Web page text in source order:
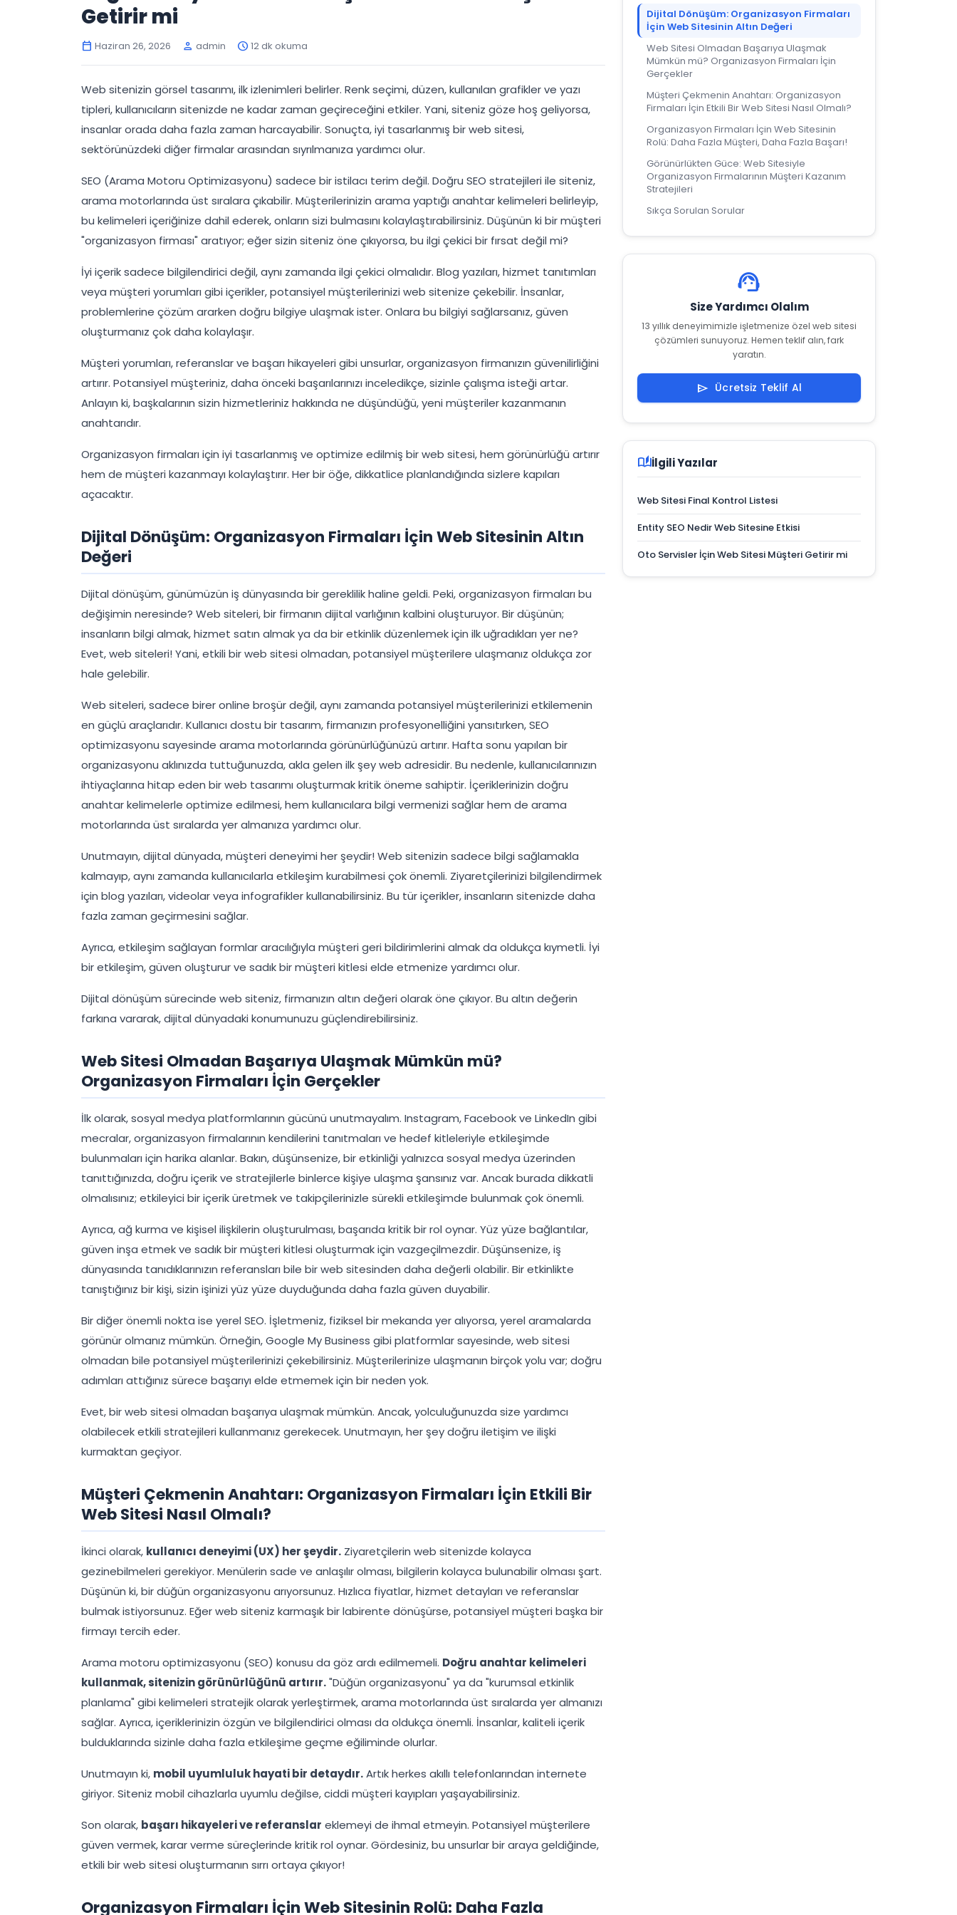
Getirir mi
calendar_today Haziran 26, 2026 person admin schedule12 dk okuma
Web sitenizin görsel tasarımı, ilk izlenimleri belirler. Renk seçimi, düzen, kullanılan grafikler ve yazı
tipleri, kullanıcıların sitenizde ne kadar zaman geçireceğini etkiler. Yani, siteniz göze hoş geliyorsa,
insanlar orada daha fazla zaman harcayabilir. Sonuçta, iyi tasarlanmış bir web sitesi,
sektörünüzdeki diğer firmalar arasından sıyrılmanıza yardımcı olur.
SEO (Arama Motoru Optimizasyonu) sadece bir istilacı terim değil. Doğru SEO stratejileri ile siteniz,
arama motorlarında üst sıralara çıkabilir. Müşterilerinizin arama yaptığı anahtar kelimeleri belirleyip,
bu kelimeleri içeriğinize dahil ederek, onların sizi bulmasını kolaylaştırabilirsiniz. Düşünün ki bir müşteri
"organizasyon firması" aratıyor; eğer sizin siteniz öne çıkıyorsa, bu ilgi çekici bir fırsat değil mi?
İyi içerik sadece bilgilendirici değil, aynı zamanda ilgi çekici olmalıdır. Blog yazıları, hizmet tanıtımları
veya müşteri yorumları gibi içerikler, potansiyel müşterilerinizi web sitenize çekebilir. İnsanlar,
problemlerine çözüm ararken doğru bilgiye ulaşmak ister. Onlara bu bilgiyi sağlarsanız, güven
oluşturmanız çok daha kolaylaşır.
Müşteri yorumları, referanslar ve başarı hikayeleri gibi unsurlar, organizasyon firmanızın güvenilirliğini
artırır. Potansiyel müşteriniz, daha önceki başarılarınızı inceledikçe, sizinle çalışma isteği artar.
Anlayın ki, başkalarının sizin hizmetleriniz hakkında ne düşündüğü, yeni müşteriler kazanmanın
anahtarıdır.
Organizasyon firmaları için iyi tasarlanmış ve optimize edilmiş bir web sitesi, hem görünürlüğü artırır
hem de müşteri kazanmayı kolaylaştırır. Her bir öğe, dikkatlice planlandığında sizlere kapıları
açacaktır.
Dijital Dönüşüm: Organizasyon Firmaları İçin Web Sitesinin Altın
Değeri
Dijital dönüşüm, günümüzün iş dünyasında bir gereklilik haline geldi. Peki, organizasyon firmaları bu
değişimin neresinde? Web siteleri, bir firmanın dijital varlığının kalbini oluşturuyor. Bir düşünün;
insanların bilgi almak, hizmet satın almak ya da bir etkinlik düzenlemek için ilk uğradıkları yer ne?
Evet, web siteleri! Yani, etkili bir web sitesi olmadan, potansiyel müşterilere ulaşmanız oldukça zor
hale gelebilir.
Web siteleri, sadece birer online broşür değil, aynı zamanda potansiyel müşterilerinizi etkilemenin
en güçlü araçlarıdır. Kullanıcı dostu bir tasarım, firmanızın profesyonelliğini yansıtırken, SEO
optimizasyonu sayesinde arama motorlarında görünürlüğünüzü artırır. Hafta sonu yapılan bir
organizasyonu aklınızda tuttuğunuzda, akla gelen ilk şey web adresidir. Bu nedenle, kullanıcılarınızın
ihtiyaçlarına hitap eden bir web tasarımı oluşturmak kritik öneme sahiptir. İçeriklerinizin doğru
anahtar kelimelerle optimize edilmesi, hem kullanıcılara bilgi vermenizi sağlar hem de arama
motorlarında üst sıralarda yer almanıza yardımcı olur.
Unutmayın, dijital dünyada, müşteri deneyimi her şeydir! Web sitenizin sadece bilgi sağlamakla
kalmayıp, aynı zamanda kullanıcılarla etkileşim kurabilmesi çok önemli. Ziyaretçilerinizi bilgilendirmek
için blog yazıları, videolar veya infografikler kullanabilirsiniz. Bu tür içerikler, insanların sitenizde daha
fazla zaman geçirmesini sağlar.
Ayrıca, etkileşim sağlayan formlar aracılığıyla müşteri geri bildirimlerini almak da oldukça kıymetli. İyi
bir etkileşim, güven oluşturur ve sadık bir müşteri kitlesi elde etmenize yardımcı olur.
Dijital dönüşüm sürecinde web siteniz, firmanızın altın değeri olarak öne çıkıyor. Bu altın değerin
farkına vararak, dijital dünyadaki konumunuzu güçlendirebilirsiniz.
Web Sitesi Olmadan Başarıya Ulaşmak Mümkün mü?
Organizasyon Firmaları İçin Gerçekler
İlk olarak, sosyal medya platformlarının gücünü unutmayalım. Instagram, Facebook ve LinkedIn gibi
mecralar, organizasyon firmalarının kendilerini tanıtmaları ve hedef kitleleriyle etkileşimde
bulunmaları için harika alanlar. Bakın, düşünsenize, bir etkinliği yalnızca sosyal medya üzerinden
tanıttığınızda, doğru içerik ve stratejilerle binlerce kişiye ulaşma şansınız var. Ancak burada dikkatli
olmalısınız; etkileyici bir içerik üretmek ve takipçilerinizle sürekli etkileşimde bulunmak çok önemli.
Ayrıca, ağ kurma ve kişisel ilişkilerin oluşturulması, başarıda kritik bir rol oynar. Yüz yüze bağlantılar,
güven inşa etmek ve sadık bir müşteri kitlesi oluşturmak için vazgeçilmezdir. Düşünsenize, iş
dünyasında tanıdıklarınızın referansları bile bir web sitesinden daha değerli olabilir. Bir etkinlikte
tanıştığınız bir kişi, sizin işinizi yüz yüze duyduğunda daha fazla güven duyabilir.
Bir diğer önemli nokta ise yerel SEO. İşletmeniz, fiziksel bir mekanda yer alıyorsa, yerel aramalarda
görünür olmanız mümkün. Örneğin, Google My Business gibi platformlar sayesinde, web sitesi
olmadan bile potansiyel müşterilerinizi çekebilirsiniz. Müşterilerinize ulaşmanın birçok yolu var; doğru
adımları attığınız sürece başarıyı elde etmemek için bir neden yok.
Evet, bir web sitesi olmadan başarıya ulaşmak mümkün. Ancak, yolculuğunuzda size yardımcı
olabilecek etkili stratejileri kullanmanız gerekecek. Unutmayın, her şey doğru iletişim ve ilişki
kurmaktan geçiyor.
Müşteri Çekmenin Anahtarı: Organizasyon Firmaları İçin Etkili Bir
Web Sitesi Nasıl Olmalı?
İkinci olarak, kullanıcı deneyimi (UX) her şeydir. Ziyaretçilerin web sitenizde kolayca
gezinebilmeleri gerekiyor. Menülerin sade ve anlaşılır olması, bilgilerin kolayca bulunabilir olması şart.
Düşünün ki, bir düğün organizasyonu arıyorsunuz. Hızlıca fiyatlar, hizmet detayları ve referanslar
bulmak istiyorsunuz. Eğer web siteniz karmaşık bir labirente dönüşürse, potansiyel müşteri başka bir
firmayı tercih eder.
Arama motoru optimizasyonu (SEO) konusu da göz ardı edilmemeli. Doğru anahtar kelimeleri
kullanmak, sitenizin görünürlüğünü artırır."Düğün organizasyonu" ya da "kurumsal etkinlik
planlama" gibi kelimeleri stratejik olarak yerleştirmek, arama motorlarında üst sıralarda yer almanızı
sağlar. Ayrıca, içeriklerinizin özgün ve bilgilendirici olması da oldukça önemli. İnsanlar, kaliteli içerik
bulduklarında sizinle daha fazla etkileşime geçme eğiliminde olurlar.
Unutmayın ki, mobil uyumluluk hayati bir detaydır.Artık herkes akıllı telefonlarından internete
giriyor. Siteniz mobil cihazlarla uyumlu değilse, ciddi müşteri kayıpları yaşayabilirsiniz.
Son olarak, başarı hikayeleri ve referanslar eklemeyi de ihmal etmeyin. Potansiyel müşterilere
güven vermek, karar verme süreçlerinde kritik rol oynar. Gördesiniz, bu unsurlar bir araya geldiğinde,
etkili bir web sitesi oluşturmanın sırrı ortaya çıkıyor!
Organizasyon Firmaları İçin Web Sitesinin Rolü: Daha Fazla
Dijital Dönüşüm: Organizasyon Firmaları
İçin Web Sitesinin Altın Değeri
Web Sitesi Olmadan Başarıya Ulaşmak
Mümkün mü? Organizasyon Firmaları İçin
Gerçekler
Müşteri Çekmenin Anahtarı: Organizasyon
Firmaları İçin Etkili Bir Web Sitesi Nasıl Olmalı?
Organizasyon Firmaları İçin Web Sitesinin
Rolü: Daha Fazla Müşteri, Daha Fazla Başarı!
Görünürlükten Güce: Web Sitesiyle
Organizasyon Firmalarının Müşteri Kazanım
Stratejileri
Sıkça Sorulan Sorular
support_agent
Size Yardımcı Olalım
13 yıllık deneyimimizle işletmenize özel web sitesi
çözümleri sunuyoruz. Hemen teklif alın, fark
yaratın.
send Ücretsiz Teklif Al
auto_storiesİlgili Yazılar
Web Sitesi Final Kontrol Listesi
Entity SEO Nedir Web Sitesine Etkisi
Oto Servisler İçin Web Sitesi Müşteri Getirir mi